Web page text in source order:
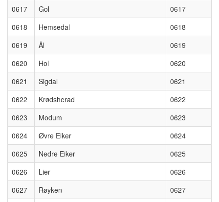
0617
Gol
0617
0618
Hemsedal
0618
0619
Ål
0619
0620
Hol
0620
0621
Sigdal
0621
0622
Krødsherad
0622
0623
Modum
0623
0624
Øvre Eiker
0624
0625
Nedre Eiker
0625
0626
Lier
0626
0627
Røyken
0627